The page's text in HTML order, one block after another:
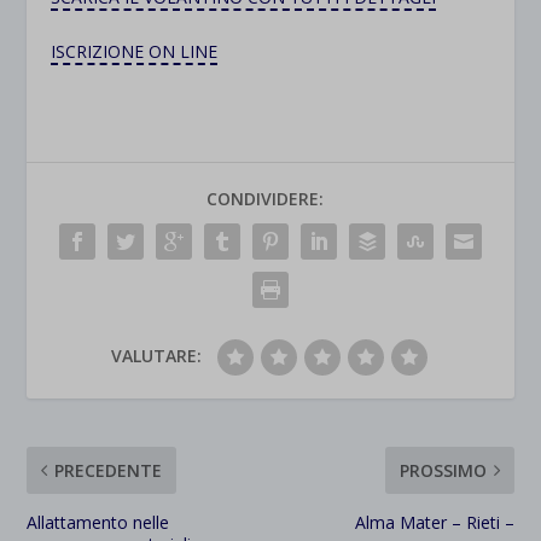
ISCRIZIONE ON LINE
CONDIVIDERE:
VALUTARE:
PRECEDENTE
Allattamento nelle
PROSSIMO
Alma Mater – Rieti –